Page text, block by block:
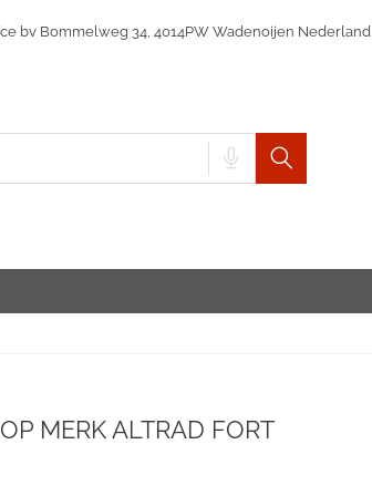
bv Bommelweg 34, 4014PW Wadenoijen Nederland
MERK ALTRAD FORT